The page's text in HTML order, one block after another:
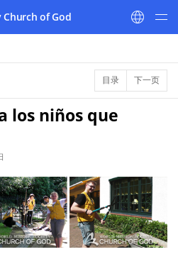
of God
目录 下一页
los niños que